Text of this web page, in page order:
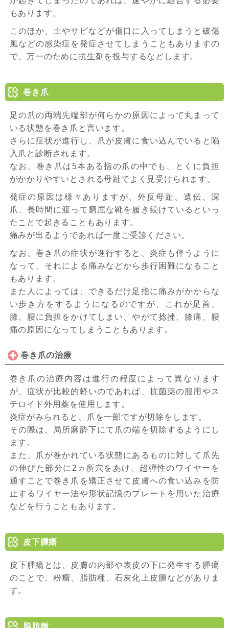
もあります。
このほか、土やサビなどが傷口に入ってしまうと破傷
風などの感染症を発症させてしまうこともありますの
で、万一のために抗生剤を投与するなどします。
巻き爪
足の爪の両端先端部が何らかの原因によって丸まって
いる状態を巻き爪と言います。
さらに症状が進行し、爪が皮膚に食い込んでいると陥
入爪と診断されます。
なお、巻き爪は5本ある指の爪の中でも、とくに負担
がかかりやすいとされる母趾でよく見受けられます。
発症の原因は様々ありますが、外反母趾、遺伝、深
爪、長時間に渡って窮屈な靴を履き続けているといっ
たことで起きることもあります。
痛みが出るようであれば一度ご受診ください。
なお、巻き爪の症状が進行すると、炎症も伴うように
なって、それによる痛みなどから歩行困難になること
もあります。
また人によっては、できるだけ足指に痛みがかからな
い歩き方をするようになるのですが、これが足首、
膝、腰に負担をかけてしまい、やがて捻挫、膝痛、腰
痛の原因になってしまうこともあります。
巻き爪の治療
巻き爪の治療内容は進行の程度によって異なります
が、症状が比較的軽いのであれば、抗菌薬の服用やス
テロイド外用薬を使用します。
炎症がみられると、爪を一部ですが切除をします。
その際は、局所麻酔下にて爪の端を切除するようにし
ます。
また、爪が巻かれている状態にあるものに対して爪先
の伸びた部分に2ヵ所穴をあけ、超弾性のワイヤーを
通すことで巻き爪を矯正させて皮膚への食い込みを防
止するワイヤー法や形状記憶のプレートを用いた治療
などを行うこともあります。
皮下腫瘍
皮下腫瘍とは、皮膚の内部や表皮の下に発生する腫瘍
のことで、粉瘤、脂肪種、石灰化上皮腫などがありま
す。
脂肪種